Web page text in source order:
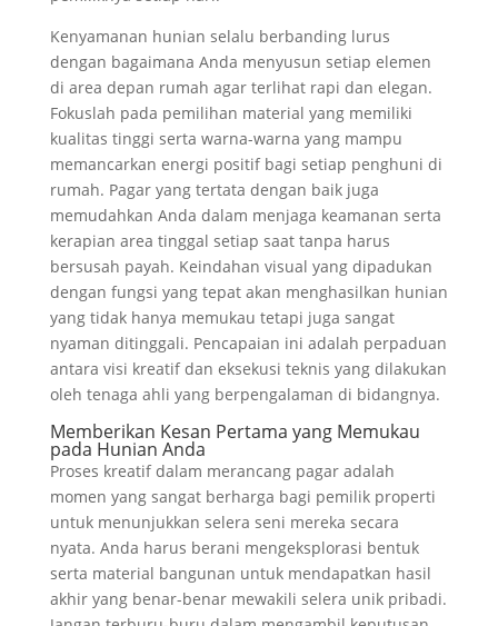
Kenyamanan hunian selalu berbanding lurus
dengan bagaimana Anda menyusun setiap elemen
di area depan rumah agar terlihat rapi dan elegan.
Fokuslah pada pemilihan material yang memiliki
kualitas tinggi serta warna-warna yang mampu
memancarkan energi positif bagi setiap penghuni di
rumah. Pagar yang tertata dengan baik juga
memudahkan Anda dalam menjaga keamanan serta
kerapian area tinggal setiap saat tanpa harus
bersusah payah. Keindahan visual yang dipadukan
dengan fungsi yang tepat akan menghasilkan hunian
yang tidak hanya memukau tetapi juga sangat
nyaman ditinggali. Pencapaian ini adalah perpaduan
antara visi kreatif dan eksekusi teknis yang dilakukan
oleh tenaga ahli yang berpengalaman di bidangnya.
Memberikan Kesan Pertama yang Memukau
pada Hunian Anda
Proses kreatif dalam merancang pagar adalah
momen yang sangat berharga bagi pemilik properti
untuk menunjukkan selera seni mereka secara
nyata. Anda harus berani mengeksplorasi bentuk
serta material bangunan untuk mendapatkan hasil
akhir yang benar-benar mewakili selera unik pribadi.